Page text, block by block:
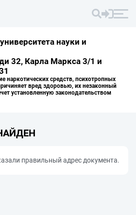
науки и
32, Карла Маркса 3/1 и
наркотических средств, психотропных
вред здоровью, их незаконный
установленную законодательством
правильный адрес документа.